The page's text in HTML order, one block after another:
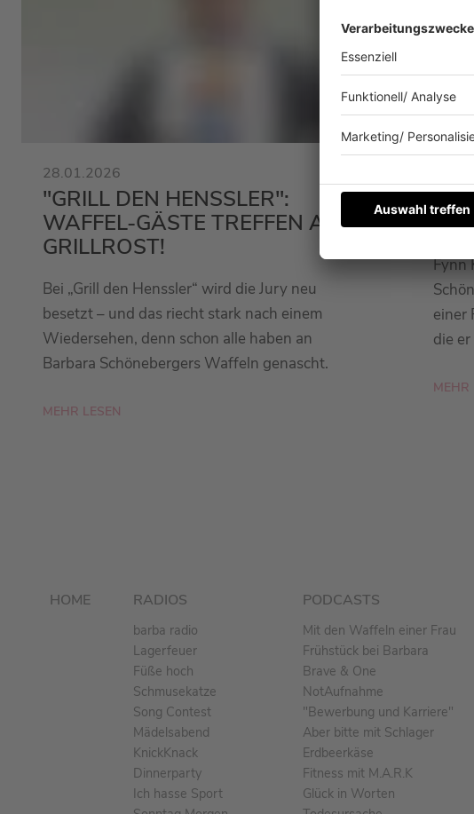
28.01.2026
"GRILL DEN HENSSLER":
WAFFEL-GÄSTE TREFFEN AUF
GRILLROST!
Bei „Grill den Henssler“ wird die Jury neu
besetzt – und das riecht stark nach einem
Wiedersehen, denn schon alle haben an
Barbara Schönebergers Waffeln genascht.
MEHR LESEN
Fynn
einer
die
MEHR
HOME RADIOS
barba radio
Lagerfeuer
Füße hoch
Schmusekatze
Song Contest
Mädelsabend
KnickKnack
Dinnerparty
Ich hasse Sport
PODCASTS
Mit den Waffeln einer Frau
Frühstück bei Barbara
Brave & One
NotAufnahme
"Bewerbung und Karriere"
Aber bitte mit Schlager
Erdbeerkäse
Fitness mit M.A.R.K
Glück in Worten